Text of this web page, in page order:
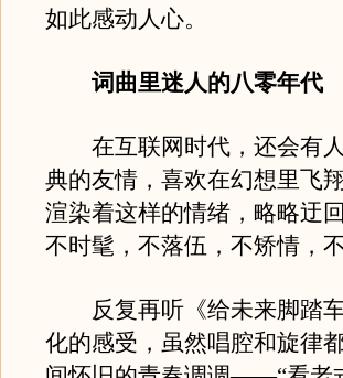
如此感动人心。
词曲里迷人的八零年代
在互联网时代，还会有人
典的友情，喜欢在幻想里飞
渲染着这样的情绪，略略迂
不时髦，不落伍，不矫情，不
反复再听《给未来脚踏车
化的感受，虽然唱腔和旋律